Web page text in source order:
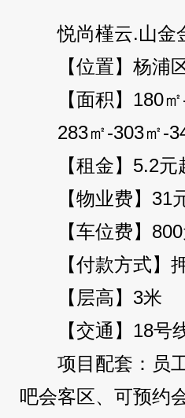
悦尚槿云.山金
【位置】杨浦
【面积】180
283㎡-303㎡-
【租金】5.2元
【物业费】31
【车位费】
【付款方式】
【层高】3米
【交通】18
项目配套：员
吧会客区、可预约